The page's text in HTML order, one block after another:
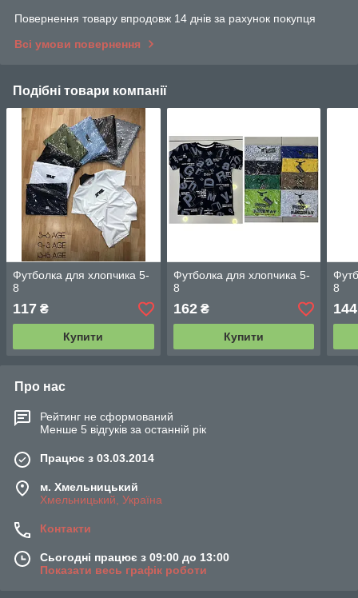
Повернення товару впродовж 14 днів за рахунок покупця
Всі умови повернення
Подібні товари компанії
Футболка для хлопчика 5-
8
117 ₴
Купити
Футболка для хлопчика 5-
8
162₴
Купити
8
144
Про нас
Рейтинг не сформований
Менше 5 відгуків за останній рік
Працює з 03.03.2014
м. Хмельницький
Хмельницький, Україна
Контакти
Сьогодні працює з 09:00 до 13:00
Показати весь графік роботи